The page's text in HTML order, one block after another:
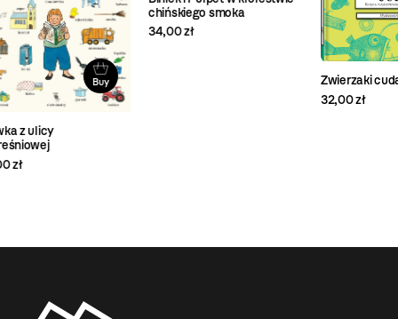
chińskiego smoka
34,00 zł
Buy